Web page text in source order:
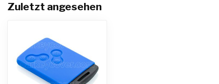
Zuletzt angesehen